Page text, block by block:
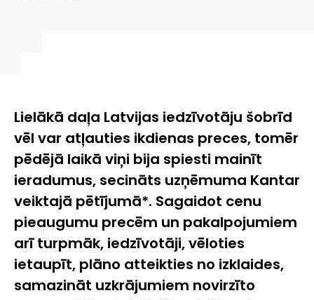
Lielākā daļa Latvijas iedzīvotāju šobrīd
vēl var atļauties ikdienas preces, tomēr
pēdējā laikā viņi bija spiesti mainīt
ieradumus, secināts uzņēmuma Kantar
veiktajā pētījumā*. Sagaidot cenu
pieaugumu precēm un pakalpojumiem
arī turpmāk, iedzīvotāji, vēloties
ietaupīt, plāno atteikties no izklaides,
samazināt uzkrājumiem novirzīto